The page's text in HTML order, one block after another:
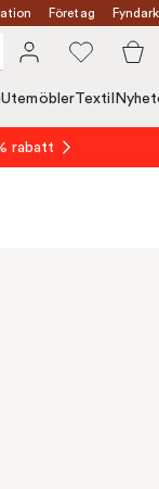
Företag
UtemöblerTextil
rabatt